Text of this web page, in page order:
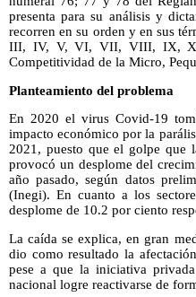
presenta para su análisis y
recorren en su orden y en sus
III, IV, V, VI, VII, VIII, IX, X
Competitividad de la Micro,
Planteamiento del problema
En 2020 el virus Covid-19
impacto económico por la
2021, puesto que el golpe que
provocó un desplome del
año pasado, según datos
(Inegi). En cuanto a los
desplome de 10.2 por ciento
La caída se explica, en gran
dio como resultado la
pese a que la iniciativa
nacional logre reactivarse de